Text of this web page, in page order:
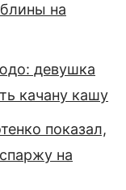
на
девушка
качану кашу
показал,
на